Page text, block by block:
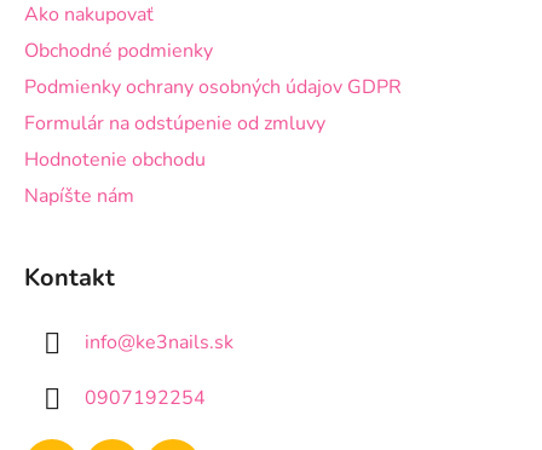
Ako nakupovať
Obchodné podmienky
Podmienky ochrany osobných údajov GDPR
Formulár na odstúpenie od zmluvy
Hodnotenie obchodu
Napíšte nám
Kontakt
info@ke3nails.sk
0907192254